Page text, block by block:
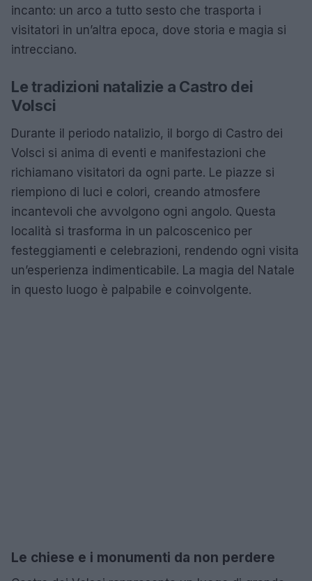
incanto: un arco a tutto sesto che trasporta i
visitatori in un’altra epoca, dove storia e magia si
intrecciano.
Le tradizioni natalizie a Castro dei
Volsci
Durante il periodo natalizio, il borgo di Castro dei
Volsci si anima di eventi e manifestazioni che
richiamano visitatori da ogni parte. Le piazze si
riempiono di luci e colori, creando atmosfere
incantevoli che avvolgono ogni angolo. Questa
località si trasforma in un palcoscenico per
festeggiamenti e celebrazioni, rendendo ogni visita
un’esperienza indimenticabile. La magia del Natale
in questo luogo è palpabile e coinvolgente.
Le chiese e i monumenti da non perdere